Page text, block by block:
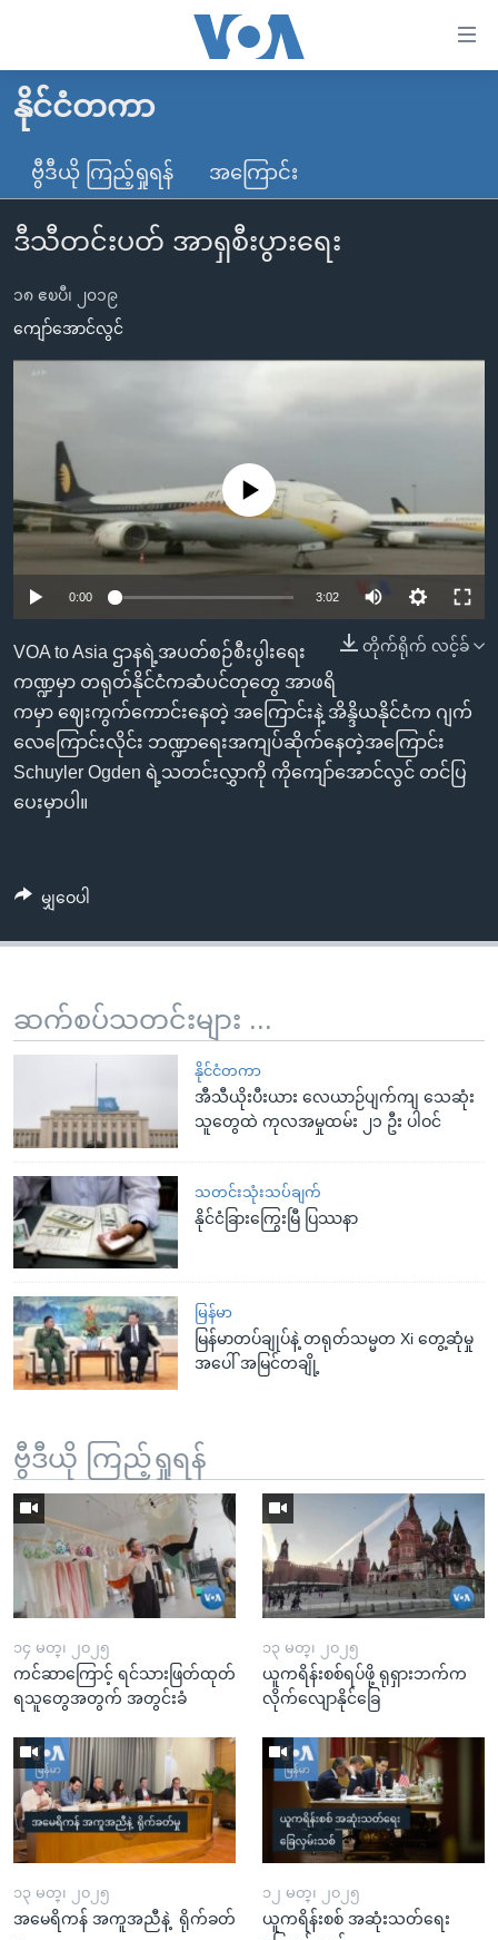
လွယ်ကူ
စေ
သည့်
Link
များ
ပင်မ
အကြောင်းအရာ
အ
ညွန်း
စာမျက်နှာ
ကျော်
ကြည့်
ရန်
ရှာဖွေ
ရန်
နေရာ
သို့
မူလစာမျက်နှာ
မြန်မာ
ကမ္ဘာ့သတင်းများ
နိုင်ငံတကာ
တရုတ်
အစ္စရေး-ပါလက်စတိုင်း
ဗွီဒီယို
ရပ်ဝန်းတခု လမ်းတခု အလွန်
အင်္ဂလိပ်စာလေ့လာမယ်
မကြေးမုံရဲ့ အင်္ဂလိပ်စာ
ရုပ်ရှင်ထဲက အင်္ဂလိပ်စာ
သုတပဒေသာ အင်္ဂလိပ်စာ
ရေဒီယို
တီဗွီ
ရေဒီယိုနှင့်ရုပ်သံ အချက်အလက်များ
ရေဒီယို/တီဗွီအစီအစဉ်
Learning English
ဗွီအိုအေ လူမှုကွန်ယက်များ
ဘာသာစကားများ
နိုင်ငံတကာ
ဗွီဒီယို ကြည့်ရှုရန် အကြောင်း
ဒီသီတင်းပတ် အာရှစီးပွားရေး
၁၈ ဧၿပီ၊ ၂၀၁၉
ကျော်အောင်လွင်
No media source currently available
0:00 3:02
တိုက်ရိုက် လင့်ခ်
VOA to Asia ဌာနရဲ့အပတ်စဉ်စီးပွါးရေး
ကဏ္ဍမှာ တရုတ်နိုင်ငံကဆံပင်တုတွေ အာဖရိ
ကမှာ ဈေးကွက်ကောင်းနေတဲ့ အကြောင်းနဲ့ အိန္ဒိယနိုင်ငံက ဂျက်
လေကြောင်းလိုင်း ဘဏ္ဍာရေးအကျပ်ဆိုက်နေတဲ့အကြောင်း
Schuyler Ogden ရဲ့သတင်းလွှာကို ကိုကျော်အောင်လွင် တင်ပြ
ပေးမှာပါ။
မျှဝေပါ
ဆက်စပ်သတင်းများ ...
နိုင်ငံတကာ
အီသီယိုးပီးယား လေယာဉ်ပျက်ကျ သေဆုံး
သူတွေထဲ ကုလအမှုထမ်း ၂၁ ဦး ပါဝင်
သတင်းသုံးသပ်ချက်
နိုင်ငံခြားကြွေးမြီ ပြဿနာ
မြန်မာ
မြန်မာတပ်ချုပ်နဲ့ တရုတ်သမ္မတ Xi တွေ့ဆုံမှု
အပေါ် အမြင်တချို့
ဗွီဒီယို ကြည့်ရှုရန်
၁၄ မတ္၊ ၂၀၂၅
ကင်ဆာကြောင့် ရင်သားဖြတ်ထုတ်
ရသူတွေအတွက် အတွင်းခံ
၁၃ မတ္၊ ၂၀၂၅
ယူကရိန်းစစ်ရပ်ဖို့ ရုရှားဘက်က
လိုက်လျောနိုင်ခြေ
၁၃ မတ္၊ ၂၀၂၅
အမေရိကန် အကူအညီနဲ့ ရိုက်ခတ်
၁၂ မတ္၊ ၂၀၂၅
ယူကရိန်းစစ် အဆုံးသတ်ရေး